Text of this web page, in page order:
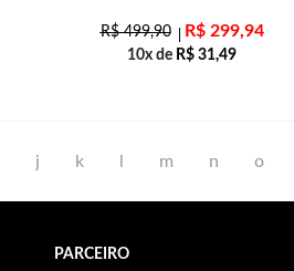
R$499,90 R$299,94
10x de R$ 31,49
j k m n o
PARCEIRO